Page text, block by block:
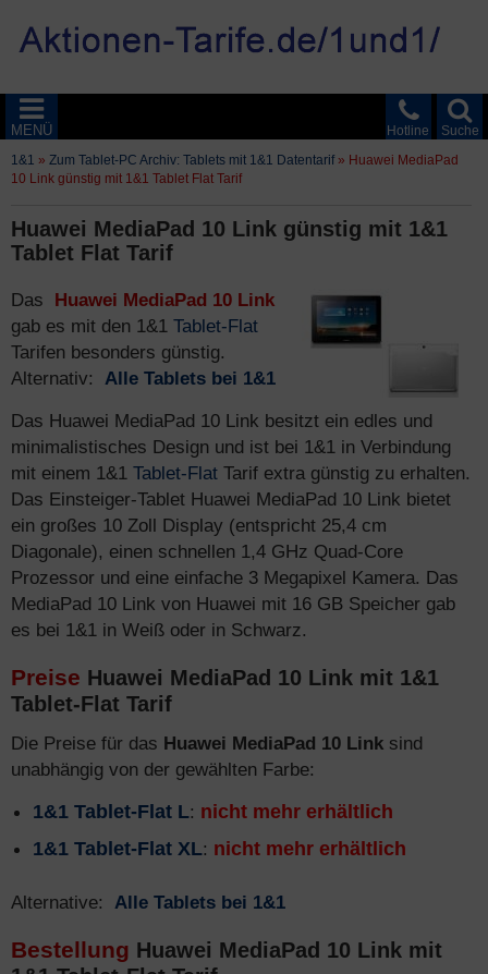
Suche
Hotline
MENÜ
1&1 » Zum Tablet-PC Archiv: Tablets mit 1&1 Datentarif » Huawei MediaPad
10 Link günstig mit 1&1 Tablet Flat Tarif
Huawei MediaPad 10 Link günstig mit 1&1
Tablet Flat Tarif
Das Huawei MediaPad 10 Link
gab es mit den 1&1 Tablet-Flat
Tarifen besonders günstig.
Alternativ: Alle Tablets bei 1&1
Das Huawei MediaPad 10 Link besitzt ein edles und
minimalistisches Design und ist bei 1&1 in Verbindung
mit einem 1&1 Tablet-Flat Tarif extra günstig zu erhalten.
Das Einsteiger-Tablet Huawei MediaPad 10 Link bietet
ein großes 10 Zoll Display (entspricht 25,4 cm
Diagonale), einen schnellen 1,4 GHz Quad-Core
Prozessor und eine einfache 3 Megapixel Kamera. Das
MediaPad 10 Link von Huawei mit 16 GB Speicher gab
es bei 1&1 in Weiß oder in Schwarz.
Preise Huawei MediaPad 10 Link mit 1&1
Tablet-Flat Tarif
Die Preise für das Huawei MediaPad 10 Link sind
unabhängig von der gewählten Farbe:
1&1 Tablet-Flat L: nicht mehr erhältlich
1&1 Tablet-Flat XL: nicht mehr erhältlich
Alternative: Alle Tablets bei 1&1
Bestellung Huawei MediaPad 10 Link mit